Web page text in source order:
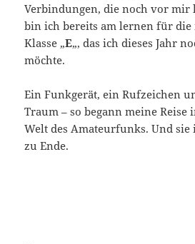
Verbindungen, die noch vor mir
bin ich bereits am lernen für die
Klasse „E„, das ich dieses Jahr
möchte.
Ein Funkgerät, ein Rufzeichen
Traum – so begann meine
Welt des Amateurfunks. Und
zu Ende.